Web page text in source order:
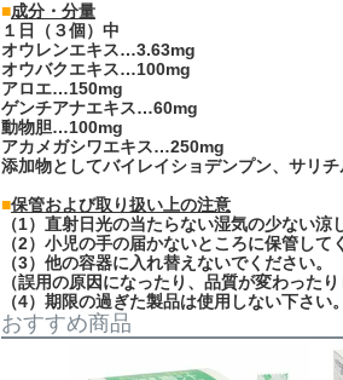
■成分・分量
１日（３個）中
オウレンエキス…3.63mg
オウバクエキス…100mg
アロエ…150mg
ゲンチアナエキス…60mg
動物胆…100mg
アカメガシワエキス…250mg
添加物としてバイレイショデンプン、サリチ
■保管および取り扱い上の注意
（1）直射日光の当たらない湿気の少ない
（2）小児の手の届かないところに保管して
（3）他の容器に入れ替えないでください。
（誤用の原因になったり、品質が変わったり
（4）期限の過ぎた製品は使用しない下さい。
おすすめ商品